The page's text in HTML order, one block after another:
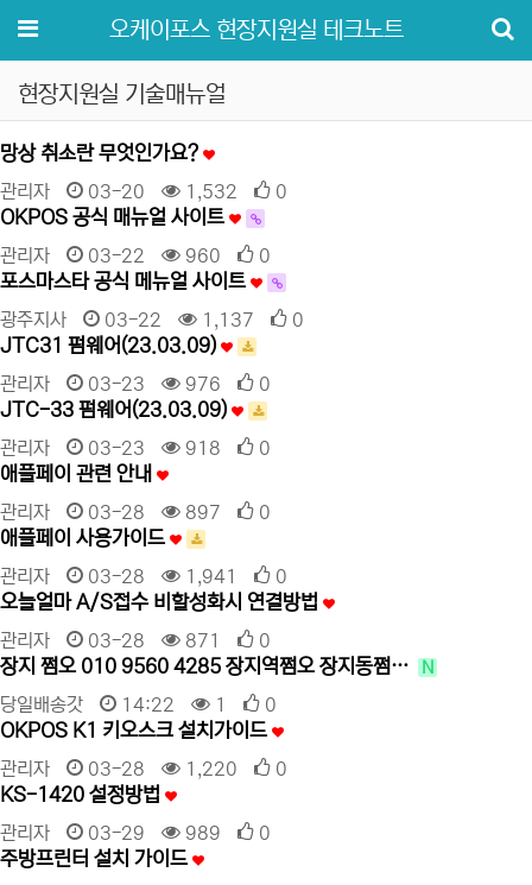
메뉴 오케이포스 현장지원실 테크노트
현장지원실 기술매뉴얼
망상 취소란 무엇인가요?
관리자 03-20 1,532 0
OKPOS 공식 매뉴얼 사이트
관리자 03-22 960 0
포스마스타 공식 메뉴얼 사이트
광주지사 03-22 1,137 0
JTC31 펌웨어(23.03.09)
관리자 03-23 976 0
JTC-33 펌웨어(23.03.09)
관리자 03-23 918 0
애플페이 관련 안내
관리자 03-28 897 0
애플페이 사용가이드
관리자 03-28 1,941 0
오늘얼마 A/S접수 비할성화시 연결방법
관리자 03-28 871 0
장지 쩜오 010 9560 4285 장지역쩜오 장지동쩜… N
당일배송갓 14:22 1 0
OKPOS K1 키오스크 설치가이드
관리자 03-28 1,220 0
KS-1420 설정방법
관리자 03-29 989 0
주방프린터 설치 가이드